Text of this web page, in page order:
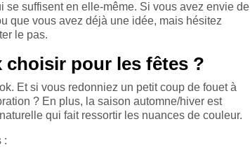
suffisent en elle-même. Si vous avez envie de
que vous avez déjà une idée, mais hésitez
le pas.
pour les fêtes ?
Et si vous redonniez un petit coup de fouet à
? En plus, la saison automne/hiver est
qui fait ressortir les nuances de couleur.
: